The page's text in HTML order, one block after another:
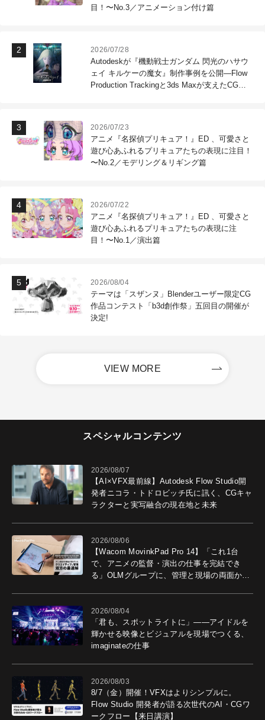
目！〜No.3／アニメーション付け篇
2026/07/28
Autodeskが『機動戦士ガンダム 閃光のハサウ
ェイ キルケーの魔女』制作事例を公開―Flow
Production Trackingと3ds Maxが支えたCG制
2026/07/23
アニメ『名探偵プリキュア！』ED 、可愛さと
遊び心あふれるプリキュアたちの表現に注目！
〜No.2／モデリング＆リギング篇
2026/07/22
アニメ『名探偵プリキュア！』ED 、可愛さと
遊び心あふれるプリキュアたちの表現に注
目！〜No.1／演出篇
2026/08/04
テーマは「スザンヌ」Blenderユーザー限定CG
作品コンテスト「b3d創作祭」五回目の開催が
決定!
VIEW MORE
スペシャルコンテンツ
2026/08/07
【AI×VFX最前線】Autodesk Flow Studio開
発者ニコラ・トドロビッチ氏に訊く、CGキャ
ラクターと実写融合の現在地と未来
2026/08/06
【Wacom MovinkPad Pro 14】「これ1台
で、アニメの監督・演出の仕事を完結でき
る」OLMグループに、管理と現場の両面から
2026/08/04
「君も、スポットライトに」――アイドルを
輝かせる映像とビジュアルを現場でつくる、
imaginateの仕事
2026/08/03
8/7（金）開催！VFXはよりシンプルに。
Flow Studio 開発者が語る次世代のAI・CGワ
ークフロー【来日講演】